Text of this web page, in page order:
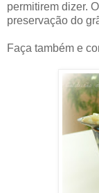
permitirem dizer.
preservação do
Faça também e